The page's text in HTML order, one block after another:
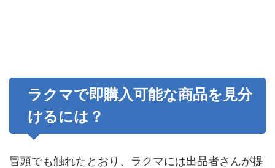
ラクマで即購入可能な商品を見分
けるには？
冒頭でも触れたとおり、ラクマには出品者さんが提